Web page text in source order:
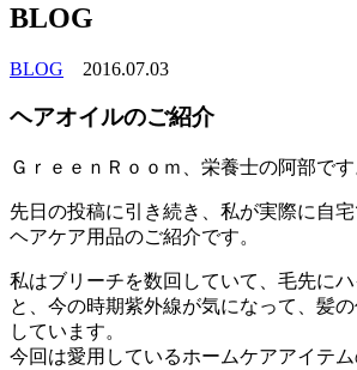
BLOG
BLOG 2016.07.03
ヘアオイルのご紹介
ＧｒｅｅｎＲｏｏｍ、栄養士の阿部です
先日の投稿に引き続き、私が実際に自
ヘアケア用品のご紹介です。
私はブリーチを数回していて、毛先に
と、今の時期紫外線が気になって、髪
しています。
今回は愛用しているホームケアアイテ